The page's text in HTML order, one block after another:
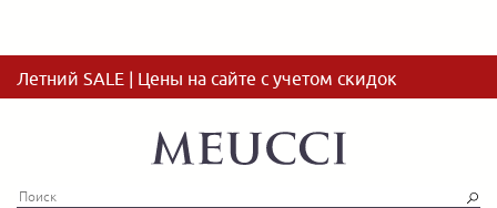
Летний SALE | Цены на сайте с учетом скидок